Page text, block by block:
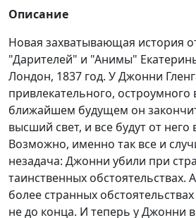
Описание
Новая захватывающая история
"Дарителей" и "Анимы"
Лондон, 1837 год. У Джонни
привлекательного, остроумного
ближайшем будущем он
высший свет, и все будут от него
Возможно, именно так все и
незадача: Джонни убили при
таинственных
более странных
не до конца. И теперь у Джонни